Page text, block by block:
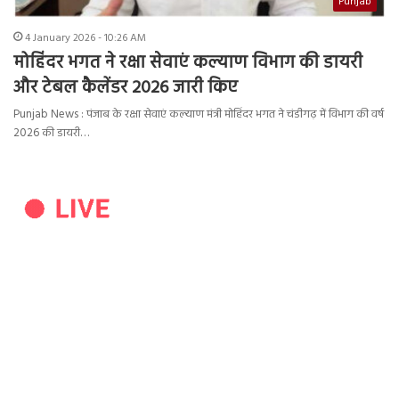
4 January 2026 - 10:26 AM
मोहिंदर भगत ने रक्षा सेवाएं कल्याण विभाग की डायरी
और टेबल कैलेंडर 2026 जारी किए
Punjab News : पंजाब के रक्षा सेवाएं कल्याण मंत्री मोहिंदर भगत ने चंडीगढ़ में विभाग की वर्ष
2026 की डायरी…